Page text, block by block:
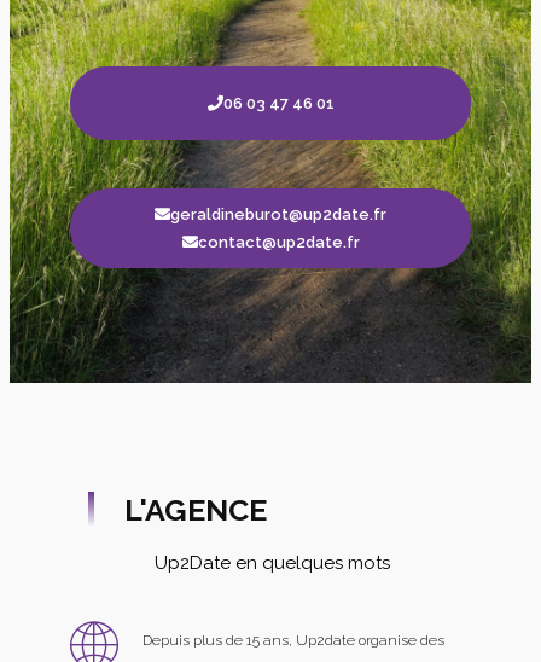
06 03 47 46 01
geraldineburot@up2date.fr
contact@up2date.fr
L'AGENCE
Up2Date en quelques mots
Depuis plus de 15 ans, Up2date organise des